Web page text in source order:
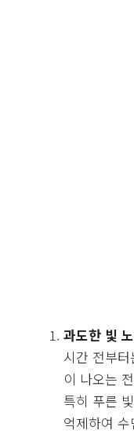
과도한 빛
시간 전부
이 나오는
특히 푸른
억제하여